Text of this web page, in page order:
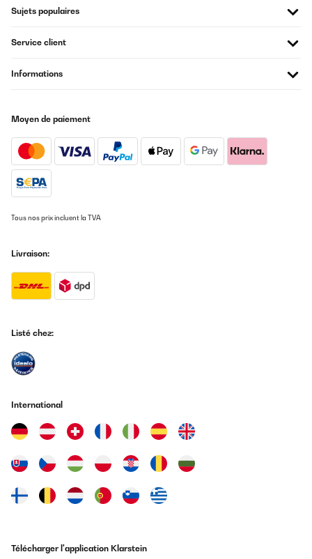
Sujets populaires
Service client
Informations
Moyen de paiement
Tous nos prix incluent la TVA
Livraison:
Listé chez:
International
Télécharger l'application Klarstein